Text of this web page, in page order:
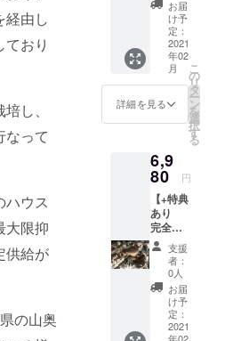
経由し
おり
し、
なって
ハウス
大限抑
供給が
の山奥
ます。
少量発
送のた
め弊社
候補日
より要
相談 (１
事前相
談の上
発送予
定)
送 ★可
能な限
り新鮮
なもの
をお届
けした
いの
で、事
前に連
らせて
いただ
き、弊
社発送
候補日
から希
望送付
日を選
んでい
ただき
ます。
少量発
送のた
お届
け予
定：
2021
年02
月
詳細を見る
こ
の
リ
タ
ー
ン
を
選
択
す
る
6,9
80 円
【+特典
あり
完全事
前予
約 B品
以上
納品日
指定可
能】 生
しいた
支援
者：
0人
お届
け予
定：
2021